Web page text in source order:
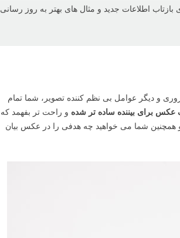
در ۲۹ تیر ۱۳۹۶ برای بازتاب اطلاعات جدید و مثال های بهتر به روز رسانی
و دیگر عوامل بی نظم کننده تصویر، شما تمام
عکس برای بیننده ساده تر شده و راحت تر بفهمد که
شما می خواهید چه هدفی را در عکس بیان